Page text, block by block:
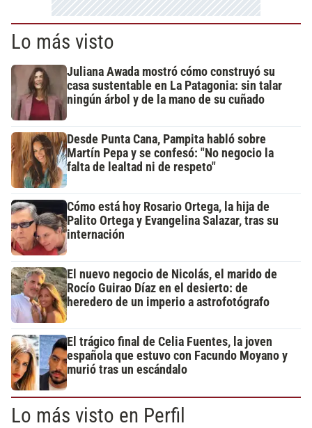
Lo más visto
Juliana Awada mostró cómo construyó su
casa sustentable en La Patagonia: sin talar
ningún árbol y de la mano de su cuñado
Desde Punta Cana, Pampita habló sobre
Martín Pepa y se confesó: "No negocio la
falta de lealtad ni de respeto"
Cómo está hoy Rosario Ortega, la hija de
Palito Ortega y Evangelina Salazar, tras su
internación
El nuevo negocio de Nicolás, el marido de
Rocío Guirao Díaz en el desierto: de
heredero de un imperio a astrofotógrafo
El trágico final de Celia Fuentes, la joven
española que estuvo con Facundo Moyano y
murió tras un escándalo
Lo más visto en Perfil